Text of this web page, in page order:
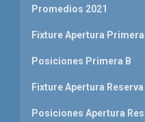
Promedios 2021
Fixture Apertura
Posiciones Primera B
Fixture Apertura Reserva
Posiciones Apertura